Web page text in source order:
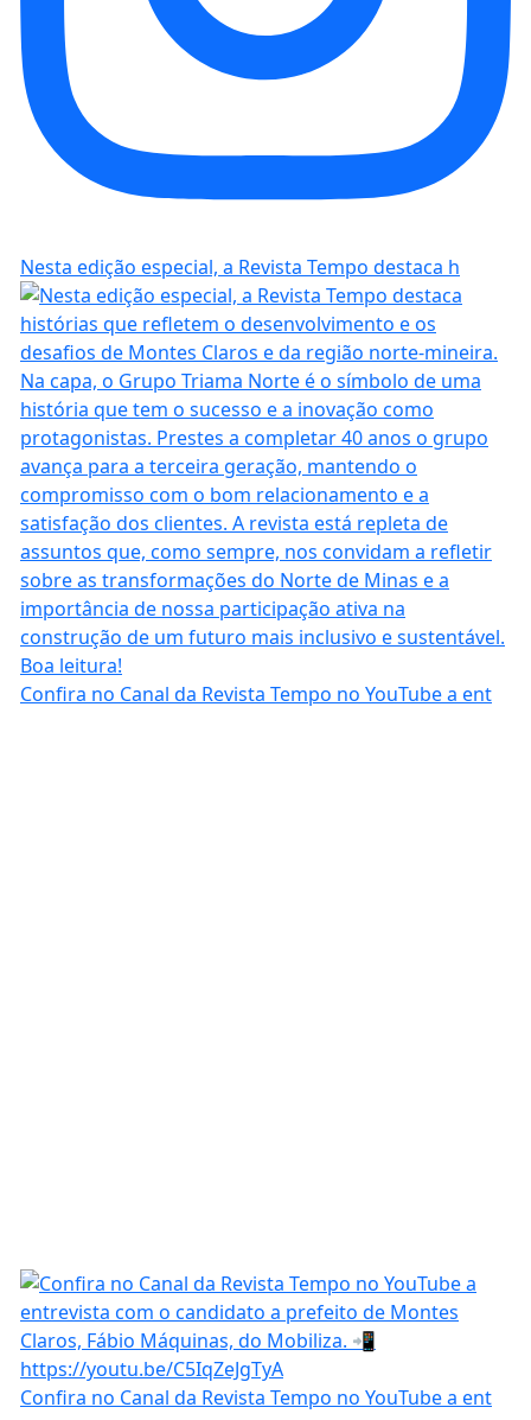
Nesta edição especial, a Revista Tempo destaca h
Confira no Canal da Revista Tempo no YouTube a ent
Confira no Canal da Revista Tempo no YouTube a ent